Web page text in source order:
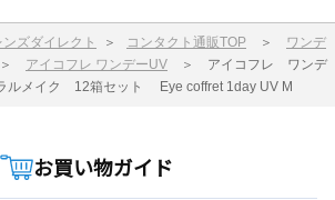
ズダイレクト ＞ コンタクト通販TOP ＞ ワンデ
アイコフレ ワンデーUV ＞ アイコフレ ワンデ
ルメイク 12箱セット Eye coffret 1day UV M
お買い物ガイド